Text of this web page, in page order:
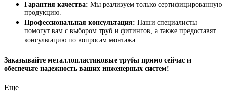
Гарантия качества: Мы реализуем только сертифицированную
продукцию.
Профессиональная консультация: Наши специалисты
помогут вам с выбором труб и фитингов, а также предоставят
консультацию по вопросам монтажа.
Заказывайте металлопластиковые трубы прямо сейчас и
обеспечьте надежность ваших инженерных систем!
Еще